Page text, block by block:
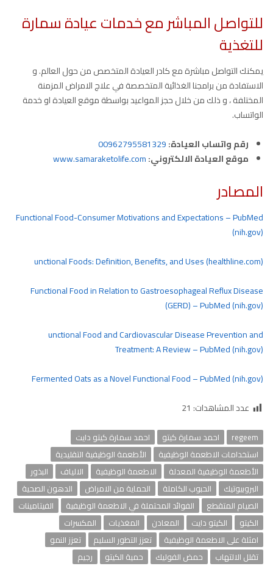
للتواصل المباشر مع خدمات عيادة سمارة
للتغذية
يمكنك التواصل مباشرة مع كادر العيادة المتخصص من حول العالم. و
الاستفادة من برامجنا الغذائية المتخصصة في علاج الامراض المزمنة
المختلفة ، و ذلك من خلال حجز المواعيد بواسطة موقع العيادة او خدمة
الواتساب.
رقم واتساب العيادة:00962795581329
موقع العيادة الالكتروني:www.samaraketolife.com
المصادر
Functional Food-Consumer Motivations and Expectations – PubMed
(nih.gov)
unctional Foods: Definition, Benefits, and Uses (healthline.com)
Functional Food in Relation to Gastroesophageal Reflux Disease
(GERD) – PubMed (nih.gov)
unctional Food and Cardiovascular Disease Prevention and
Treatment: A Review – PubMed (nih.gov)
Fermented Oats as a Novel Functional Food – PubMed (nih.gov)
عدد المشاهدات: 21
regeem احمد سمارة كيتو
احمد سمارة كيتو دايت
استخدامات الاطعمة الوظيفية
الأطعمة الوظيفية التقليدية
الأطعمة الوظيفية المعدلة
الاطعمة الوظيفية الالياف
البذور
البروبيوتيك
الحبوب الكاملة الحماية من الامراض
الدهون الصحية
الصيام المتقطع
الفوائد المحتملة في الاطعمة الوظيفية
الفيتامينات
الكيتو
الكيتو دايت المعادن المغذيات
المكسرات
امثلة على الاطعمة الوظيفية
تعزز التطور السليم
تعزز النمو
تقلل الالتهاب
حمض الفوليك حمية الكيتو
رجيم